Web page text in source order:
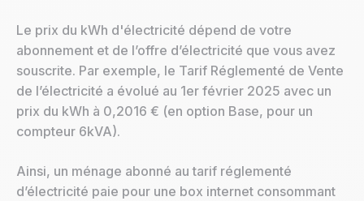
Le prix du kWh d'électricité dépend de votre
abonnement et de l’offre d’électricité que vous avez
souscrite. Par exemple, le Tarif Réglementé de Vente
de l’électricité a évolué au 1er février 2025 avec un
prix du kWh à 0,2016 € (en option Base, pour un
compteur 6kVA).
Ainsi, un ménage abonné au tarif réglementé
d’électricité paie pour une box internet consommant